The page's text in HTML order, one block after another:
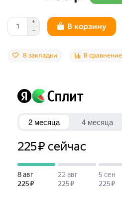
В корзину
В закладки В сравнение